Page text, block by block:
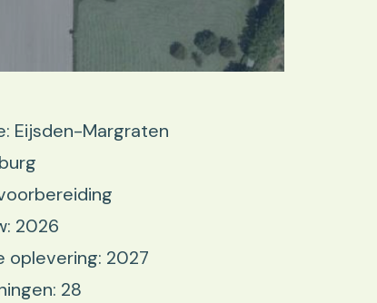
Eijsden-Margraten
2026
oplevering: 2027
28